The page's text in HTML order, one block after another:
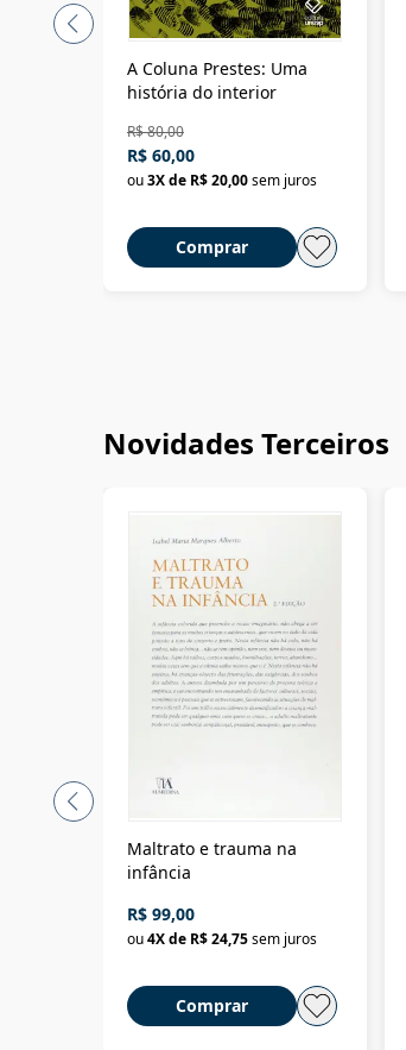
A Coluna Prestes: Uma
história do interior
R$ 80,00
R$ 60,00
ou3X de R$ 20,00sem juros
Comprar
Novidades Terceiros
Maltrato e trauma na
infância
R$ 99,00
ou4X de R$ 24,75sem juros
Comprar